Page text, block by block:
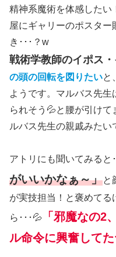
精神系魔術を体感したい
屋にギャリーのポスタ
き･･･？w
戦術学教師のイポス
の頭の回転を図りたいと
ようです。マルバス先
られそう💦と腰が引け
ルバス先生の親戚みたい
アトリにも聞いてみると･
がいいかなぁ～」と
が実技担当！と褒めて
ら･･･💦
「邪魔なの2
ル命令に興奮して